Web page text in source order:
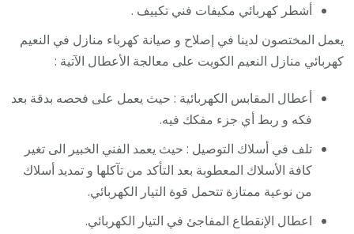
أشطر كهربائي مكيفات فني تكييف .
يعمل المختصون لدينا في إصلاح و صيانة كهرباء منازل في النعيم
كهربائي منازل النعيم الكويت على معالجة الأعطال الآتية :
أعطال المقابس الكهربائية : حيث يعمل على فحصه بدقة بعد
فكه و ربط أي جزء مفكك فيه.
تلف في أسلاك التوصيل : حيث يعمد الفني الخبير الى تغير
كافة الأسلاك المعطوبة بعد التأكد من تآكلها و تمديد أسلاك
من نوعية ممتازة تتحمل قوة التيار الكهربائي.
اعطال الإنقطاع المفاجئ في التيار الكهربائي.